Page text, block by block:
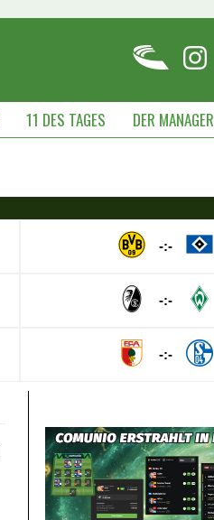
11 DES TAGES DER MANAGER
-:-
-:-
-:-